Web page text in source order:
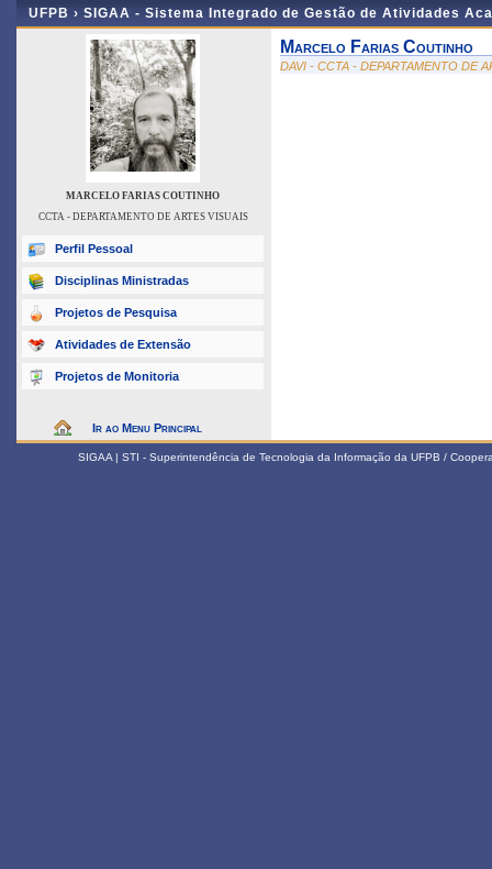
UFPB › SIGAA - Sistema Integrado de Gestão de Atividades
MARCELO FARIAS COUTINHO
CCTA - DEPARTAMENTO DE ARTES VISUAIS
Perfil Pessoal
Disciplinas Ministradas
Projetos de Pesquisa
Atividades de Extensão
Projetos de Monitoria
Ir ao Menu Principal
Marcelo Farias Coutinho
DAVI - CCTA - DEPARTAMENTO DE
SIGAA | STI - Superintendência de Tecnologia da Informação da UFPB /